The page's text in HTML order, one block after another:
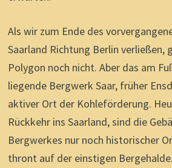
Als wir zum Ende des
Saarland Richtung Berlin verließen,
Polygon noch nicht. Aber das am
liegende Bergwerk Saar, früher
aktiver Ort der Kohleförderung.
Rückkehr ins Saarland, sind die
Bergwerkes nur noch historischer
thront auf der einstigen